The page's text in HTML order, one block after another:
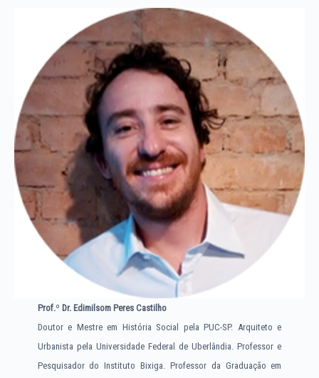
Prof.º Dr. Edimilsom Peres Castilho
Doutor e Mestre em História Social pela PUC-SP. Arquiteto e
Urbanista pela Universidade Federal de Uberlândia. Professor e
Pesquisador do Instituto Bixiga. Professor da Graduação em